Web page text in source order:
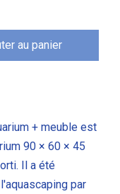
au panier
+ meuble est
90 × 60 × 45
Il a été
par